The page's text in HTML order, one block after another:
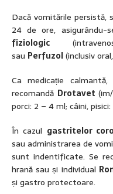
Dacă vomitările persistă,
24 de ore, asigurându-
fiziologic
sau Perfuzol(inclusiv
Ca medicație
recomandă Drotavet
porci: 2 – 4 ml; câini,
În cazul gastritelor
sau administrarea de
sunt indentificate. Se
hrană sau și individual
și gastro protectoare.